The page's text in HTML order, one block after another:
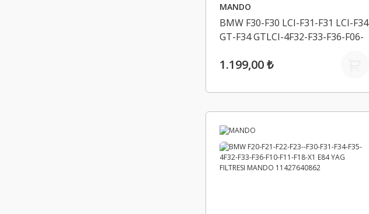
MANDO
BMW F30-F30 LCI-F31-F31 LCI-F34
GT-F34 GTLCI-4F32-F33-F36-F06-
FILTRESI MANDO 13718518111
1.199,00 ₺